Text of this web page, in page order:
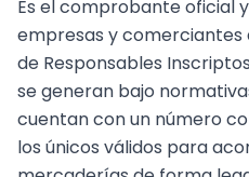
Es el comprobante oficial y obligatorio para las
empresas y comerciantes
de Responsables
se generan bajo
cuentan con un número
los únicos válidos para